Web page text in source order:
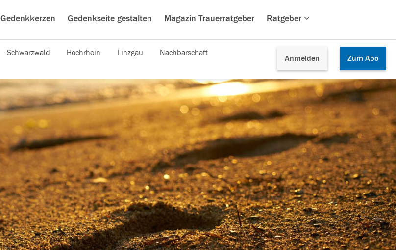
Gedenkkerzen Gedenkseite gestalten Magazin Trauerratgeber Ratgeber
Anmelden Zum Abo
Schwarzwald Hochrhein Linzgau Nachbarschaft